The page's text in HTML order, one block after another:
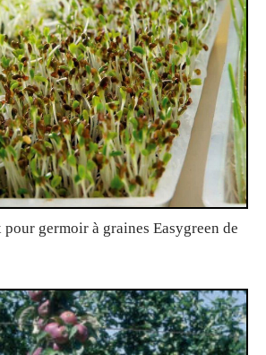
germoir à graines Easygreen de